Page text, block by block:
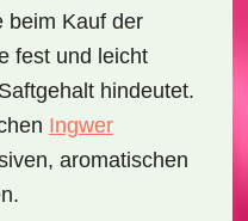
beim Kauf der
fest und leicht
hindeutet.
Ingwer
aromatischen